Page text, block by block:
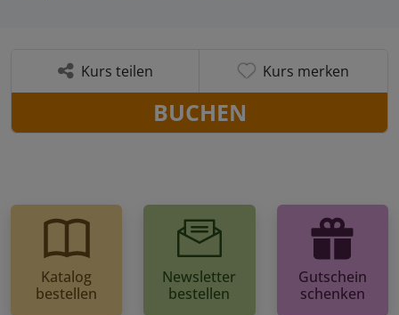
Kurs teilen Kurs merken
BUCHEN
Katalog
bestellen
Newsletter
bestellen
Gutschein
schenken